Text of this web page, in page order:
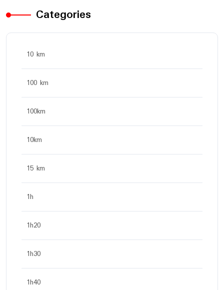
Categories
10 km
100 km
100km
10km
15 km
1h
1h20
1h30
1h40